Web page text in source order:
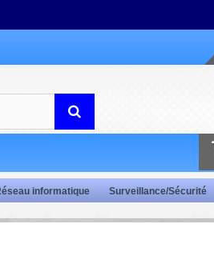
informatique Surveillance/Sécurité